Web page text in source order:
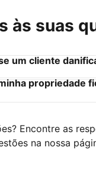
às suas
um cliente
propriedade
Encontre as
na nossa